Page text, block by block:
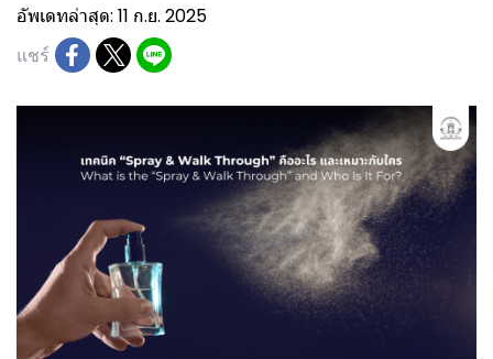
อัพเดทล่าสุด: 11 ก.ย. 2025
แชร์